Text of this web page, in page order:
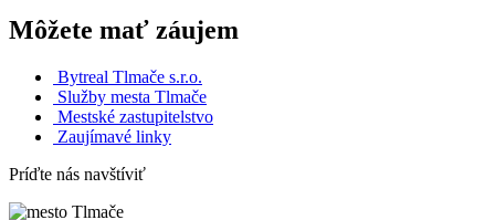
Môžete mať záujem
Bytreal Tlmače s.r.o.
Služby mesta Tlmače
Mestské zastupitelstvo
Zaujímavé linky
Príďte nás navštíviť